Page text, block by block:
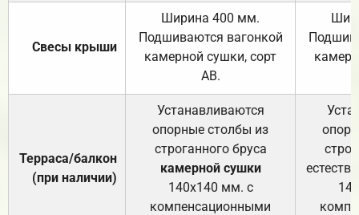
Свесы крыши
Ширина 400 мм.
Подшиваются вагонкой
камерной сушки, сорт
АВ.
Терраса/балкон
(при наличии)
Устанавливаются
опорные столбы из
строганного бруса
камерной сушки
140х140 мм. с
компенсационными